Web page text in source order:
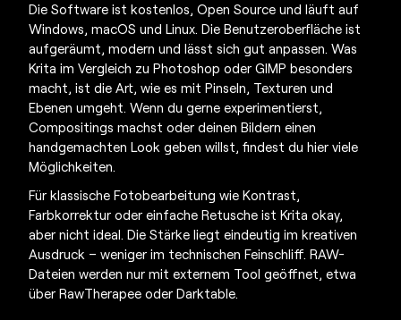
Die Software ist kostenlos, Open Source und läuft auf
Windows, macOS und Linux. Die Benutzeroberfläche ist
aufgeräumt, modern und lässt sich gut anpassen. Was
Krita im Vergleich zu Photoshopoder GIMP besonders
macht, ist die Art, wie es mit Pinseln, Texturen und
Ebenen umgeht. Wenn du gerne experimentierst,
Compositings machst oder deinen Bildern einen
handgemachten Look geben willst, findest du hier viele
Möglichkeiten.
Für klassische Fotobearbeitung wie Kontrast,
Farbkorrektur oder einfache Retusche ist Krita okay,
aber nicht ideal. Die Stärke liegt eindeutig im kreativen
Ausdruck – weniger im technischen Feinschliff. RAW-
Dateien werden nur mit externem Tool geöffnet, etwa
über RawTherapee oder Darktable.